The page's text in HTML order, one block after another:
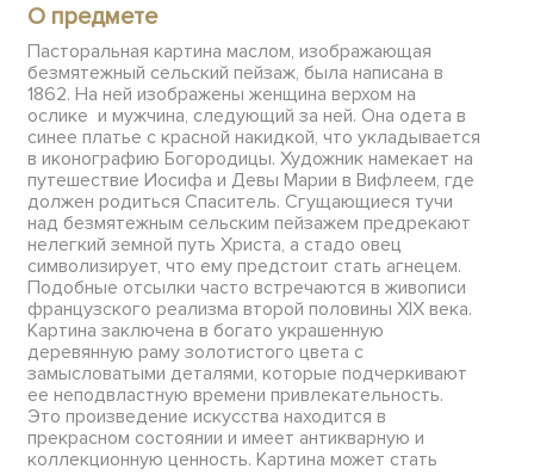
О предмете
Пасторальная картина маслом, изображающая
безмятежный сельский пейзаж, была написана в
1862. На ней изображены женщина верхом на
ослике и мужчина, следующий за ней. Она одета в
синее платье с красной накидкой, что укладывается
в иконографию Богородицы. Художник намекает на
путешествие Иосифа и Девы Марии в Вифлеем, где
должен родиться Спаситель. Сгущающиеся тучи
над безмятежным сельским пейзажем предрекают
нелегкий земной путь Христа, а стадо овец
символизирует, что ему предстоит стать агнецем.
Подобные отсылки часто встречаются в живописи
французского реализма второй половины XIX века.
Картина заключена в богато украшенную
деревянную раму золотистого цвета с
замысловатыми деталями, которые подчеркивают
ее неподвластную времени привлекательность.
Это произведение искусства находится в
прекрасном состоянии и имеет антикварную и
коллекционную ценность. Картина может стать